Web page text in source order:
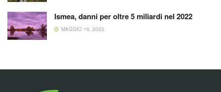
Ismea, danni per oltre 5 miliardi nel 2022
MAGGIO 16, 2023